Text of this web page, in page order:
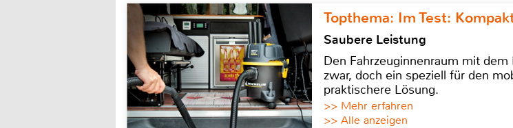
Topthema: Im Test:
Saubere Leistung
Den Fahrzeuginnenraum mit
zwar, doch ein speziell für den
praktischere Lösung.
>> Mehr erfahren
>> Alle anzeigen